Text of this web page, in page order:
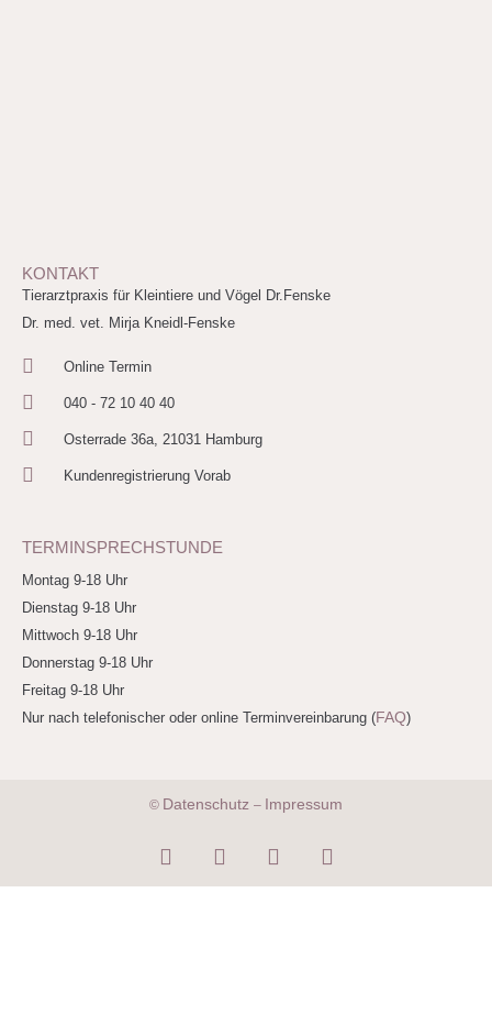
KONTAKT
Tierarztpraxis für Kleintiere und Vögel Dr.Fenske
Dr. med. vet. Mirja Kneidl-Fenske
Online Termin
040 - 72 10 40 40
Osterrade 36a, 21031 Hamburg
Kundenregistrierung Vorab
TERMINSPRECHSTUNDE
Montag 9-18 Uhr
Dienstag 9-18 Uhr
Mittwoch 9-18 Uhr
Donnerstag 9-18 Uhr
Freitag 9-18 Uhr
Nur nach telefonischer oder online Terminvereinbarung (FAQ)
© Datenschutz – Impressum